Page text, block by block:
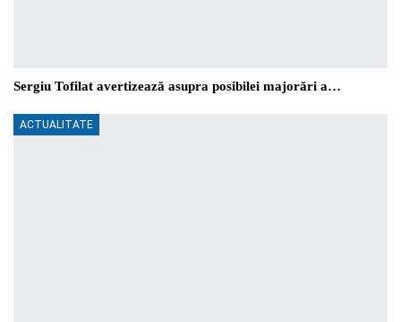
Sergiu Tofilat avertizează asupra posibilei majorări a…
ACTUALITATE